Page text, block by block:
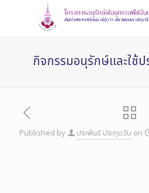
กิจกรรมอนุรักษ์และใช้
Published by ประพันธ์ ประทุมวัน on